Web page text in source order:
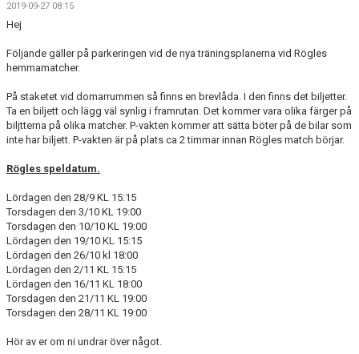
KONTAKT
2019-09-27 08:15
Hej
Följande gäller på parkeringen vid de nya träningsplanerna vid Rögles
hemmamatcher.
På staketet vid domarrummen så finns en brevlåda. I den finns det biljetter.
Ta en biljett och lägg väl synlig i framrutan. Det kommer vara olika färger på
biljtterna på olika matcher. P-vakten kommer att sätta böter på de bilar som
inte har biljett. P-vakten är på plats ca 2 timmar innan Rögles match börjar.
Rögles speldatum.
Lördagen den 28/9 KL 15:15
Torsdagen den 3/10 KL 19:00
Torsdagen den 10/10 KL 19:00
Lördagen den 19/10 KL 15:15
Lördagen den 26/10 kl 18:00
Lördagen den 2/11 KL 15:15
Lördagen den 16/11 KL 18:00
Torsdagen den 21/11 KL 19:00
Torsdagen den 28/11 KL 19:00
Hör av er om ni undrar över något.